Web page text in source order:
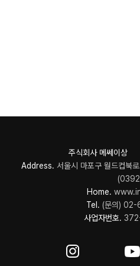
주식회사 메쎄이상
Address. 서울시 마포구 월드컵북
Home.
Tel. (문의)
사업자번호.